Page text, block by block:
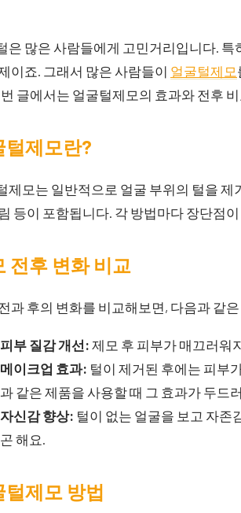
은 많은 사람들에게 고민거리입니다.
이죠. 그래서 많은 사람들이 얼굴털제모
글에서는 얼굴털제모의 효과와 전후
털제모란?
제모는 일반적으로 얼굴 부위의 털을
등이 포함됩니다. 각 방법마다 장단점
전후 변화 비교
과 후의 변화를 비교해보면, 다음과 같
피부 질감 개선: 제모 후 피부가 매끄러워
메이크업 효과: 털이 제거된 후에는 피부
과 같은 제품을 사용할 때 그 효과가 두드
자신감 향상: 털이 없는 얼굴을 보고 자존
곤 해요.
털제모 방법